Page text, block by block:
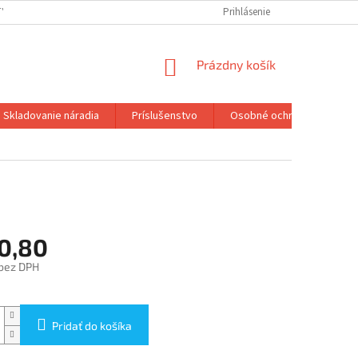
Prihlásenie
NÁKUPNÝ
Prázdny košík
Skladovanie náradia Príslušenstvo
Osobné ochranné
DPH
Pridať do košíka